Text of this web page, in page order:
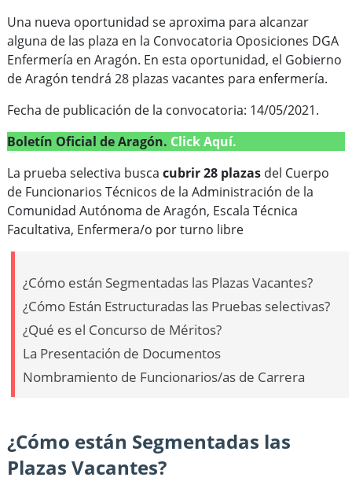
Una nueva oportunidad se aproxima para alcanzar
alguna de las plaza en la Convocatoria Oposiciones DGA
Enfermería en Aragón. En esta oportunidad, el Gobierno
de Aragón tendrá 28 plazas vacantes para enfermería.
Fecha de publicación de la convocatoria: 14/05/2021.
Boletín Oficial de Aragón. Click Aquí.
La prueba selectiva busca cubrir 28 plazasdel Cuerpo
de Funcionarios Técnicos de la Administración de la
Comunidad Autónoma de Aragón, Escala Técnica
Facultativa, Enfermera/o por turno libre
¿Cómo están Segmentadas las Plazas Vacantes?
¿Cómo Están Estructuradas las Pruebas selectivas?
¿Qué es el Concurso de Méritos?
La Presentación de Documentos
Nombramiento de Funcionarios/as de Carrera
¿Cómo están Segmentadas las
Plazas Vacantes?